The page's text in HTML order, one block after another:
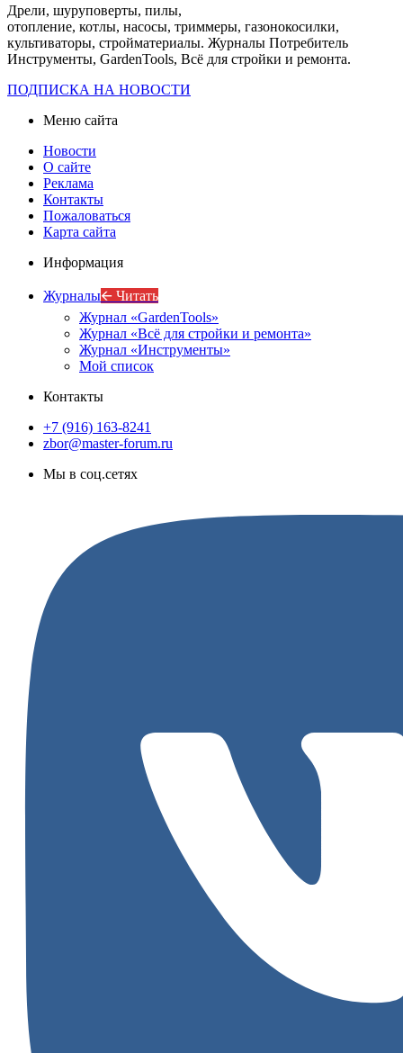
Дрели, шуруповерты, пилы,
отопление, котлы, насосы, триммеры, газонокосилки,
культиваторы, стройматериалы. Журналы Потребитель
Инструменты, GardenTools, Всё для стройки и ремонта.
ПОДПИСКА НА НОВОСТИ
Меню сайта
Новости
О сайте
Реклама
Контакты
Пожаловаться
Карта сайта
Информация
Журналы🡨 Читать
Журнал «GardenTools»
Журнал «Всё для стройки и ремонта»
Журнал «Инструменты»
Мой список
Контакты
+7 (916) 163-8241
zbor@master-forum.ru
Мы в соц.сетях